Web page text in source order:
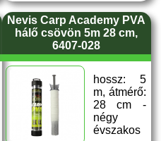
Nevis Carp Academy PVA
hálő csövön 5m 28 cm,
6407-028
hossz: 5
m, átmérő:
28 cm -
négy
évszakos